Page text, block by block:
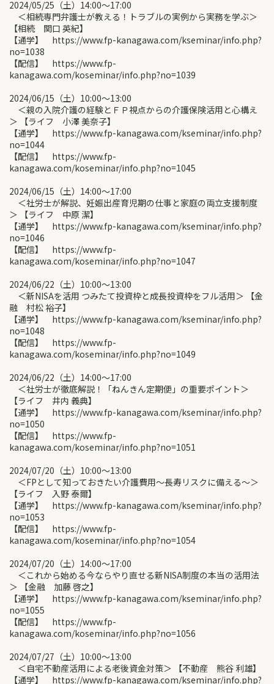
2024/05/25（土）14:00〜17:00
＜相続専門弁護士が教える！トラブルの実例から実務を学ぶ＞
【相続 関口 英紀】
【通学】 https://www.fp-kanagawa.com/kseminar/info.php?
no=1038
【配信】 https://www.fp-
kanagawa.com/koseminar/info.php?no=1039
2024/06/15（土）10:00〜13:00
＜親の入院介護の経験とＦＰ視点からの介護保険活用と心構え
＞ 【ライフ 小澤 美奈子】
【通学】 https://www.fp-kanagawa.com/kseminar/info.php?
no=1044
【配信】 https://www.fp-
kanagawa.com/koseminar/info.php?no=1045
2024/06/15（土）14:00〜17:00
＜社労士が解説、妊娠出産育児期の仕事と家庭の両立支援制度
＞ 【ライフ 中原 潔】
【通学】 https://www.fp-kanagawa.com/kseminar/info.php?
no=1046
【配信】 https://www.fp-
kanagawa.com/koseminar/info.php?no=1047
2024/06/22（土）10:00〜13:00
＜新NISAを活用 つみたて投資枠と成長投資枠をフル活用＞ 【金
融 村松 裕子】
【通学】 https://www.fp-kanagawa.com/kseminar/info.php?
no=1048
【配信】 https://www.fp-
kanagawa.com/koseminar/info.php?no=1049
2024/06/22（土）14:00〜17:00
＜社労士が徹底解説！「ねんきん定期便」の重要ポイント＞
【ライフ 井内 義典】
【通学】 https://www.fp-kanagawa.com/kseminar/info.php?
no=1050
【配信】 https://www.fp-
kanagawa.com/koseminar/info.php?no=1051
2024/07/20（土）10:00〜13:00
＜FPとして知っておきたい介護費用～長寿リスクに備える～＞
【ライフ 入野 泰爾】
【通学】 https://www.fp-kanagawa.com/kseminar/info.php?
no=1053
【配信】 https://www.fp-
kanagawa.com/koseminar/info.php?no=1054
2024/07/20（土）14:00〜17:00
＜これから始める今ならやり直せる新NISA制度の本当の活用法
＞ 【金融 加藤 啓之】
【通学】 https://www.fp-kanagawa.com/kseminar/info.php?
no=1055
【配信】 https://www.fp-
kanagawa.com/koseminar/info.php?no=1056
2024/07/27（土）10:00〜13:00
＜自宅不動産活用による老後資金対策＞ 【不動産 熊谷 利雄】
【通学】 https://www.fp-kanagawa.com/kseminar/info.php?